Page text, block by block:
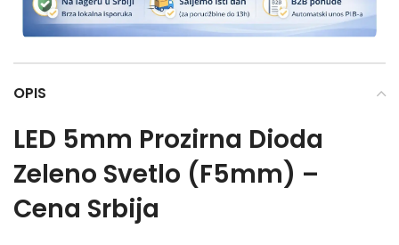
OPIS
LED 5mm Prozirna Dioda
Zeleno Svetlo (F5mm) –
Cena Srbija